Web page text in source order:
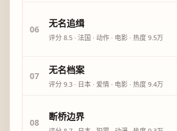
06
无名追缉
评分 8.5 · 法国 · 动作 · 电影 · 热度 9.5万
07
无名档案
评分 9.3 · 日本 · 爱情 · 电影 · 热度 9.4万
08
断桥边界